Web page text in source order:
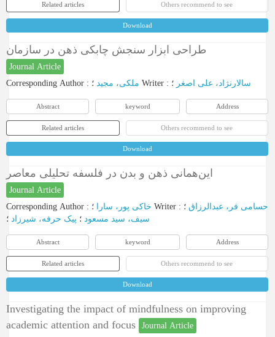
Related articles Others recommend to see
Download
طراحی ابزار سنجش چابکی ذهن در سازمان
Journal Article
Corresponding Author : ملکی، مجید Writer : سالارنژاد، علی اصغر ؛
Abstract keyword Address
Related articles Others recommend to see
Download
این‌همانی ذهن و بدن در فلسفه تحلیلی معاصر
Journal Article
Corresponding Author : خاکی پور، سارا Writer : حسامی فر، عبدالرزاق ؛
سیف، سید مسعود ؛ پیک حرفه، شیرزاد ؛
Abstract keyword Address
Related articles Others recommend to see
Download
Investigating the impact of mindfulness on improving
academic attention and focus
Journal Article